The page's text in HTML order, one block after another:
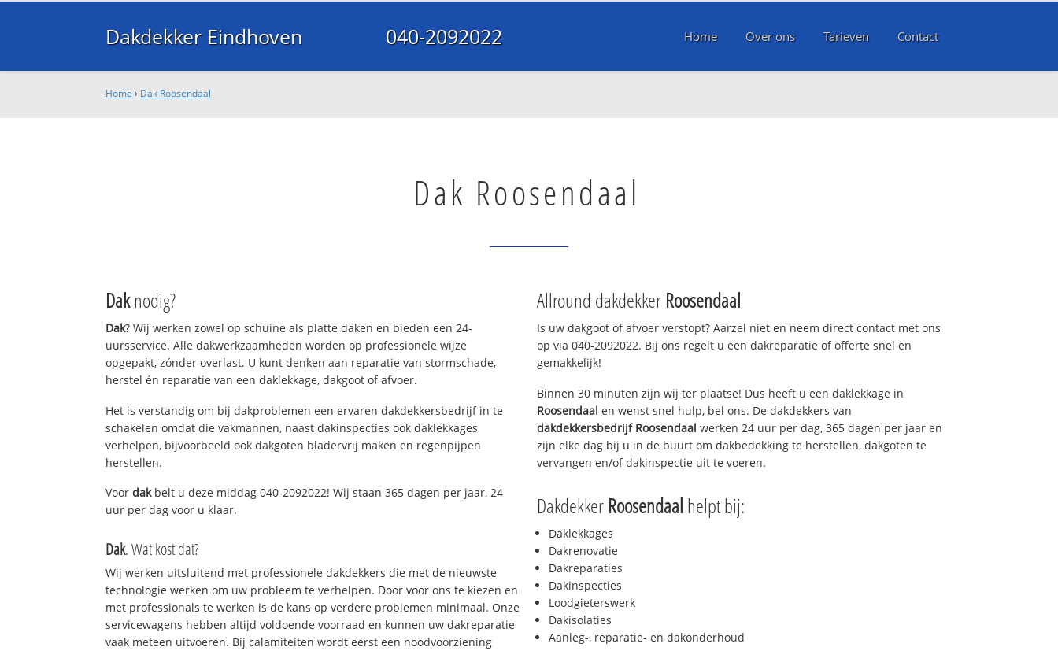
Dakdekker Eindhoven 040-2092022 Home Over ons Tarieven Contact
Home › Dak Roosendaal
Dak Roosendaal
Daknodig?
Dak? Wij werken zowel op schuine als platte daken en bieden een 24-
uursservice. Alle dakwerkzaamheden worden op professionele wijze
opgepakt, zónder overlast. U kunt denken aan reparatie van stormschade,
herstel én reparatie van een daklekkage, dakgoot of afvoer.
Het is verstandig om bij dakproblemen een ervaren dakdekkersbedrijf in te
schakelen omdat die vakmannen, naast dakinspecties ook daklekkages
verhelpen, bijvoorbeeld ook dakgoten bladervrij maken en regenpijpen
herstellen.
Voordakbelt u deze middag 040-2092022! Wij staan 365 dagen per jaar, 24
uur per dag voor u klaar.
Dak. Wat kost dat?
Wij werken uitsluitend met professionele dakdekkers die met de nieuwste
technologie werken om uw probleem te verhelpen. Door voor ons te kiezen en
met professionals te werken is de kans op verdere problemen minimaal. Onze
servicewagens hebben altijd voldoende voorraad en kunnen uw dakreparatie
vaak meteen uitvoeren. Bij calamiteiten wordt eerst een noodvoorziening
Allround dakdekker Roosendaal
Is uw dakgoot of afvoer verstopt? Aarzel niet en neem direct contact met ons
op via 040-2092022. Bij ons regelt u een dakreparatie of offerte snel en
gemakkelijk!
Binnen 30 minuten zijn wij ter plaatse! Dus heeft u een daklekkage in
Roosendaal en wenst snel hulp, bel ons. De dakdekkers van
dakdekkersbedrijf Roosendaal werken 24 uur per dag, 365 dagen per jaar en
zijn elke dag bij u in de buurt om dakbedekking te herstellen, dakgoten te
vervangen en/of dakinspectie uit te voeren.
Dakdekker Roosendaal helpt bij:
Daklekkages
Dakrenovatie
Dakreparaties
Dakinspecties
Loodgieterswerk
Dakisolaties
Aanleg-, reparatie- en dakonderhoud